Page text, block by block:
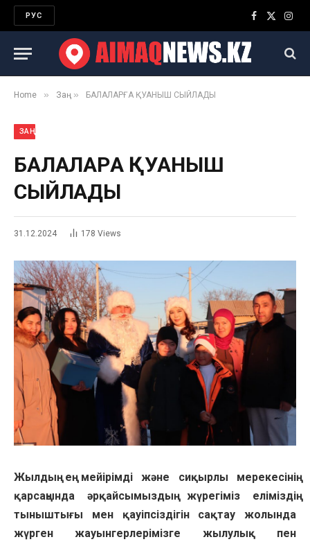
РУС
Facebook
X
Home » Заң » БАЛАЛАРҒА ҚУАНЫШ СЫЙЛАДЫ
ЗАҢ
БАЛАЛАРҒА ҚУАНЫШ
СЫЙЛАДЫ
31.12.2024 178 Views
Жылдың ең мейірімді және сиқырлы мерекесінің
қарсаңында әрқайсымыздың жүрегіміз еліміздің
тыныштығы мен қауіпсіздігін сақтау жолында
жүрген жауынгерлерімізге жылулық пен